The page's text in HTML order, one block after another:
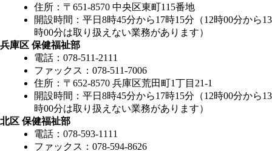
住所：〒651-8570 中央区東町115番地
開設時間：平日8時45分から17時15分（12時00分から13
時00分は取り扱えない業務があります）
兵庫区 保健福祉部
電話：078-511-2111
ファックス：078-511-7006
住所：〒652-8570 兵庫区荒田町1丁目21-1
開設時間：平日8時45分から17時15分（12時00分から13
時00分は取り扱えない業務があります）
北区 保健福祉部
電話：078-593-1111
ファックス：078-594-8626